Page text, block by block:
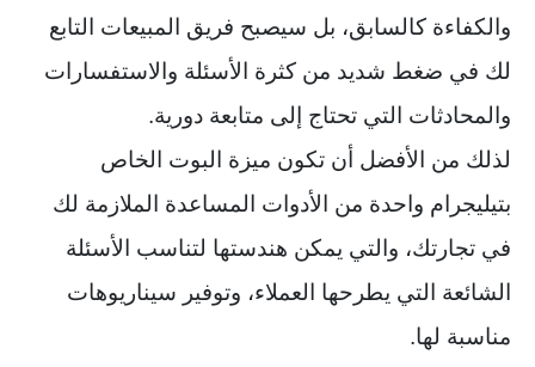
والكفاءة كالسابق، بل سيصبح فريق المبيعات التابع
لك في ضغط شديد من كثرة الأسئلة والاستفسارات
والمحادثات التي تحتاج إلى متابعة دورية.
لذلك من الأفضل أن تكون ميزة البوت الخاص
بتيليجرام واحدة من الأدوات المساعدة الملازمة لك
في تجارتك، والتي يمكن هندستها لتناسب الأسئلة
الشائعة التي يطرحها العملاء، وتوفير سيناريوهات
مناسبة لها.